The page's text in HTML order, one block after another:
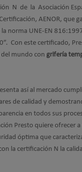
N de la Asociación
AENOR, que
norma UNE-EN
Con este certificado,
del mundo con grifería
así al mercado
de calidad y
en todos sus
Presto quiere ofrecer a
óptima que
la certificación N la